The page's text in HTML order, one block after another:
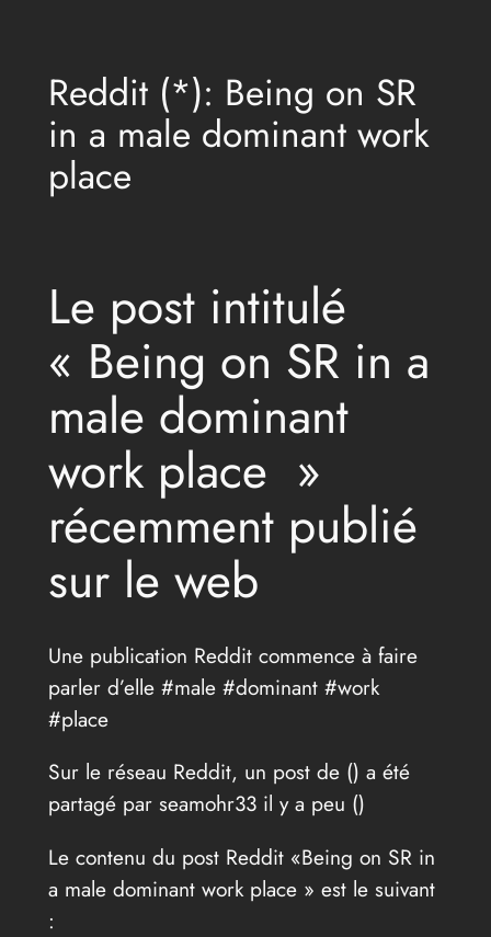
contenuReddit (*): Being on SR
in a male dominant work
place
Le post intitulé
« Being on SR in a
male dominant
work place »
récemment publié
sur le web
Une publication Reddit commence à faire
parler d’elle #male #dominant #work
#place
Sur le réseau Reddit, un post de () a été
partagé par seamohr33 il y a peu ()
Le contenu du post Reddit «Being on SR in
a male dominant work place » est le suivant
: